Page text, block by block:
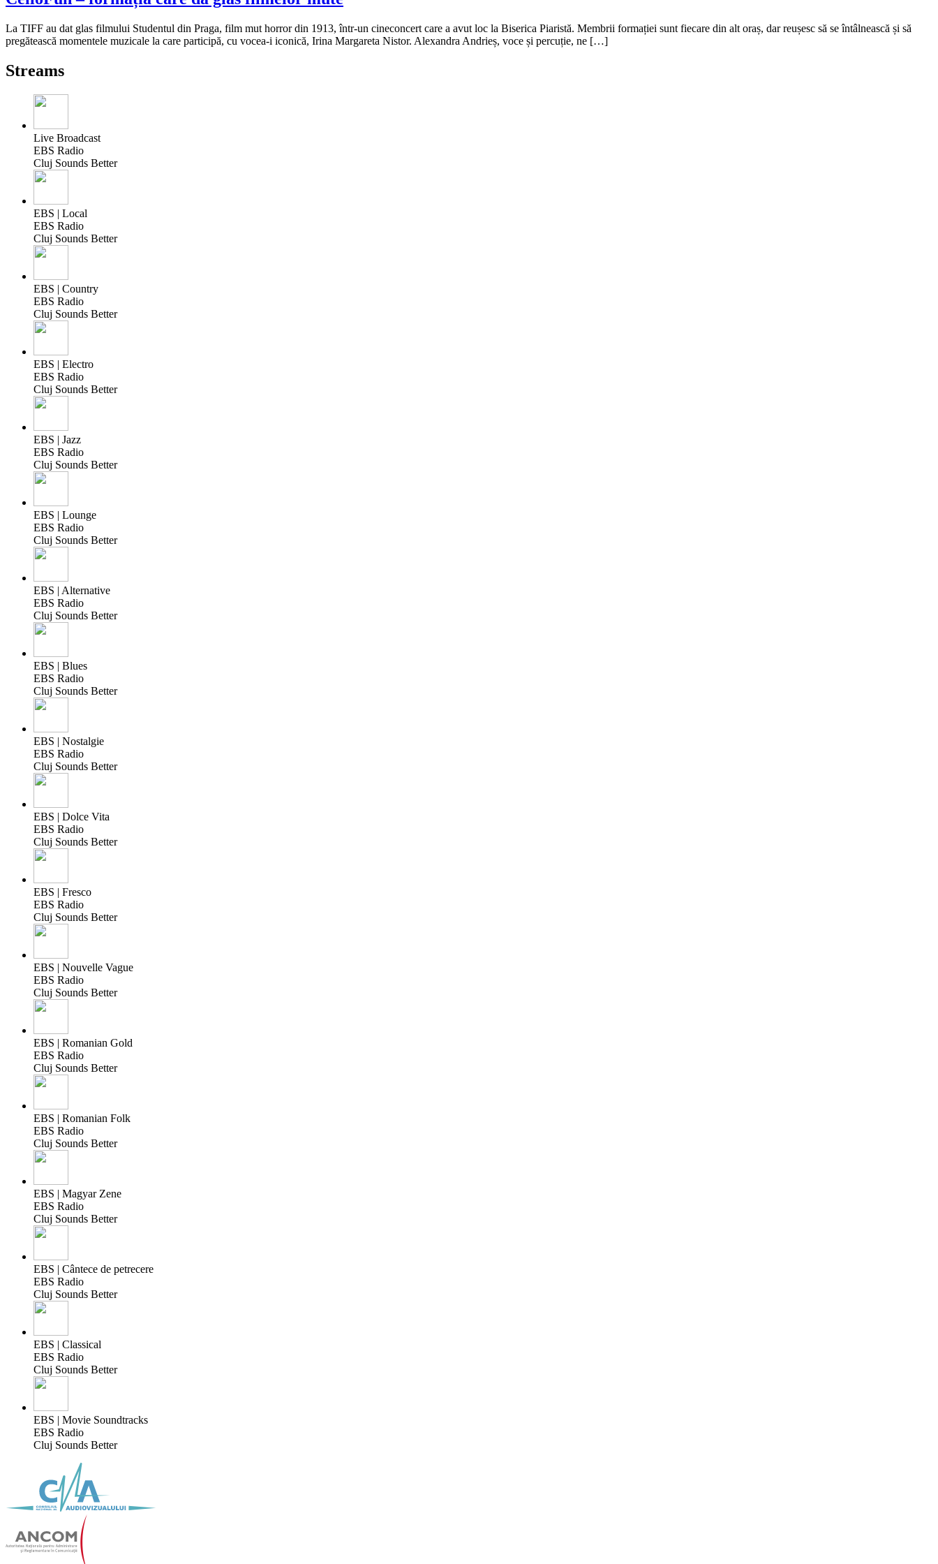
La TIFF au dat glas filmului Studentul din Praga, film mut horror din 1913, într-un cineconcert care a avut loc la Biserica Piaristă. Membrii formației sunt fiecare din alt oraș, dar reușesc să se întâlnească și să
pregătească momentele muzicale la care participă, cu vocea-i iconică, Irina Margareta Nistor. Alexandra Andrieș, voce și percuție, ne […]
Streams
Live Broadcast
EBS Radio
Cluj Sounds Better
EBS | Local
EBS Radio
Cluj Sounds Better
EBS | Country
EBS Radio
Cluj Sounds Better
EBS | Electro
EBS Radio
Cluj Sounds Better
EBS | Jazz
EBS Radio
Cluj Sounds Better
EBS | Lounge
EBS Radio
Cluj Sounds Better
EBS | Alternative
EBS Radio
Cluj Sounds Better
EBS | Blues
EBS Radio
Cluj Sounds Better
EBS | Nostalgie
EBS Radio
Cluj Sounds Better
EBS | Dolce Vita
EBS Radio
Cluj Sounds Better
EBS | Fresco
EBS Radio
Cluj Sounds Better
EBS | Nouvelle Vague
EBS Radio
Cluj Sounds Better
EBS | Romanian Gold
EBS Radio
Cluj Sounds Better
EBS | Romanian Folk
EBS Radio
Cluj Sounds Better
EBS | Magyar Zene
EBS Radio
Cluj Sounds Better
EBS | Cântece de petrecere
EBS Radio
Cluj Sounds Better
EBS | Classical
EBS Radio
Cluj Sounds Better
EBS | Movie Soundtracks
EBS Radio
Cluj Sounds Better